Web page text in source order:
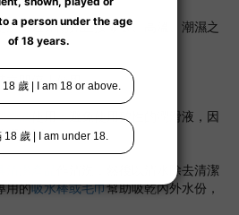
所，避免陽光直接曝曬、高溫、潮濕之
立即停止使用。
滑液使用；避免使用矽性的潤滑液，因
膠表層。
作清洗，然後以清水除去清潔
用的吸水棒或毛巾幫助吸乾內外水份，